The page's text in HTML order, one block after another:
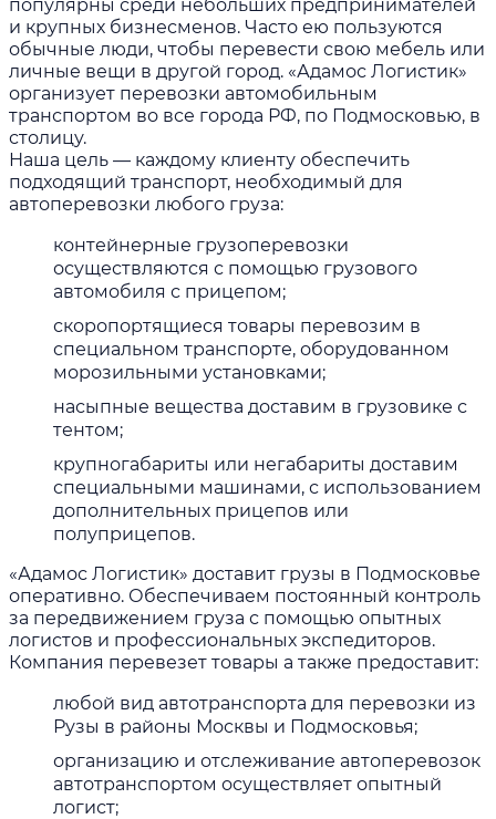
популярны среди небольших предпринимателей
и крупных бизнесменов. Часто ею пользуются
обычные люди, чтобы перевести свою мебель или
личные вещи в другой город. «Адамос Логистик»
организует перевозки автомобильным
транспортом во все города РФ, по Подмосковью, в
столицу.
Наша цель — каждому клиенту обеспечить
подходящий транспорт, необходимый для
автоперевозки любого груза:
контейнерные грузоперевозки
осуществляются с помощью грузового
автомобиля с прицепом;
скоропортящиеся товары перевозим в
специальном транспорте, оборудованном
морозильными установками;
насыпные вещества доставим в грузовике с
тентом;
крупногабариты или негабариты доставим
специальными машинами, с использованием
дополнительных прицепов или
полуприцепов.
«Адамос Логистик» доставит грузы в Подмосковье
оперативно. Обеспечиваем постоянный контроль
за передвижением груза с помощью опытных
логистов и профессиональных экспедиторов.
Компания перевезет товары а также предоставит:
любой вид автотранспорта для перевозки из
Рузы в районы Москвы и Подмосковья;
организацию и отслеживание автоперевозок
автотранспортом осуществляет опытный
логист;